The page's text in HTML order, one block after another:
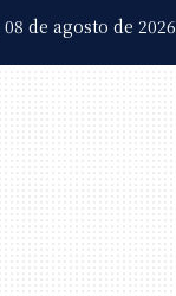
08 de agosto de 2026